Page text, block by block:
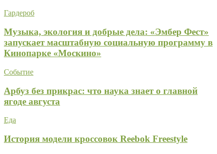
Гардероб
Музыка, экология и добрые дела: «Эмбер Фест»
запускает масштабную социальную программу в
Кинопарке «Москино»
Событие
Арбуз без прикрас: что наука знает о главной
ягоде августа
Еда
История модели кроссовок Reebok Freestyle